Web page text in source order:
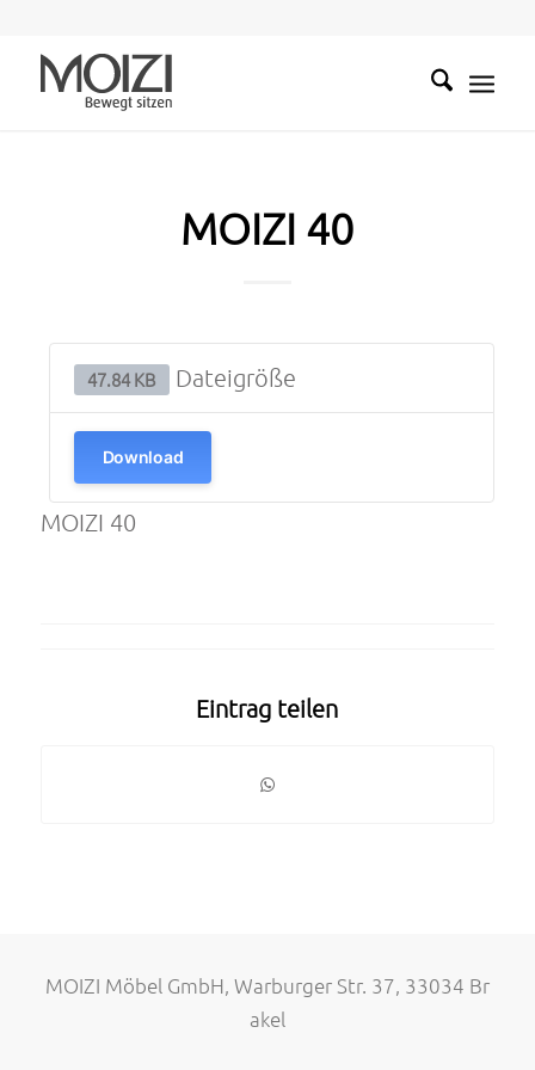
MOIZI 40
47.84 KB Dateigröße
Download
MOIZI 40
Eintrag teilen
MOIZI Möbel GmbH, Warburger Str. 37, 33034 Br
akel